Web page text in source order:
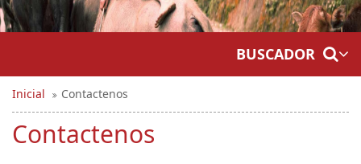
BUSCADOR
Inicial Contactenos
Contactenos